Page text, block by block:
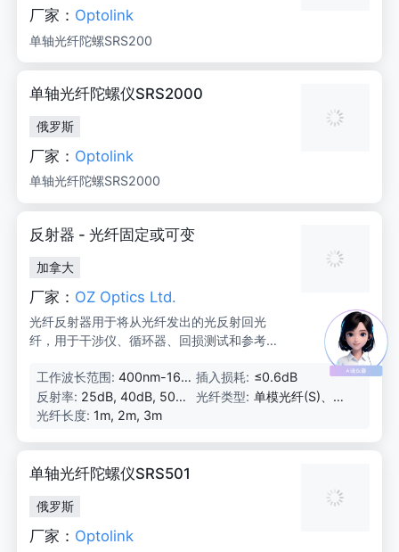
厂家： Optolink
单轴光纤陀螺SRS200
单轴光纤陀螺仪SRS2000
俄罗斯
厂家： Optolink
单轴光纤陀螺SRS2000
反射器 - 光纤固定或可变
加拿大
厂家： OZ Optics Ltd.
光纤反射器用于将从光纤发出的光反射回光
纤，用于干涉仪、循环器、回损测试和参考光
工作波长范围: 400nm-160
0nm
插入损耗: ≤0.6dB
反射率: 25dB, 40dB, 50d
B, 60dB
光纤类型: 单模光纤(S)、多
光纤长度: 1m, 2m, 3m
单轴光纤陀螺仪SRS501
俄罗斯
厂家： Optolink